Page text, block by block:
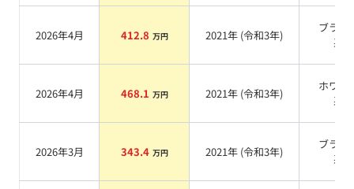
2026年4月 412.8 万円 2021年 (令和3年)
ブラッ
系
2026年4月 468.1 万円 2021年 (令和3年)
ホワイ
系
2026年3月 343.4 万円 2021年 (令和3年)
ブラッ
系